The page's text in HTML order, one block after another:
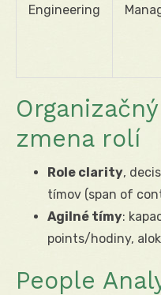
Engineering
zmena rolí
Role clarity,
tímov (span of
Agilné tímy:
points/hodiny,
People